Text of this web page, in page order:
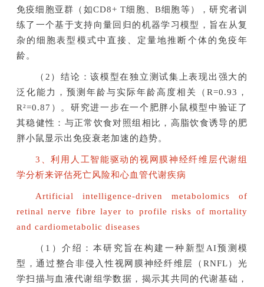
免疫细胞亚群（如CD8+ T细胞、B细胞等），研究者训
练了一个基于支持向量回归的机器学习模型，旨在从复
杂的细胞表型模式中直接、定量地推断个体的免疫年
龄。
（2）结论：该模型在独立测试集上表现出强大的
泛化能力，预测年龄与实际年龄高度相关（R=0.93，
R²=0.87）。研究进一步在一个肥胖小鼠模型中验证了
其稳健性：与正常饮食对照组相比，高脂饮食诱导的肥
胖小鼠显示出免疫衰老加速的趋势。
3、利用人工智能驱动的视网膜神经纤维层代谢组
学分析来评估死亡风险和心血管代谢疾病
Artificial intelligence-driven metabolomics of
retinal nerve fibre layer to profile risks of mortality
and cardiometabolic diseases
（1）介绍：本研究旨在构建一种新型AI预测模
型，通过整合非侵入性视网膜神经纤维层（RNFL）光
学扫描与血液代谢组学数据，揭示其共同的代谢基础，